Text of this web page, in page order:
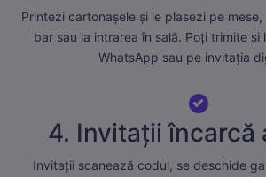
Printezi cartonașele și le plasezi pe
bar sau la intrarea în sală. Poți trimite și
WhatsApp sau pe invitația
4. Invitații încarcă
Invitații scanează codul, se deschide